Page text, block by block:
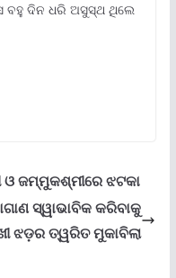
ବହୁ ଦିନ ଧରି ଅସୁସ୍ଥ ଥିଲେ
ଜମ୍ମୁକଶ୍ମୀରେ ଝଟକା
ସ୍ୱାଭାବିକ କରିବାକୁ
ଝଡ଼ର ତ୍ୱରିତ ମୁକାବିଲା